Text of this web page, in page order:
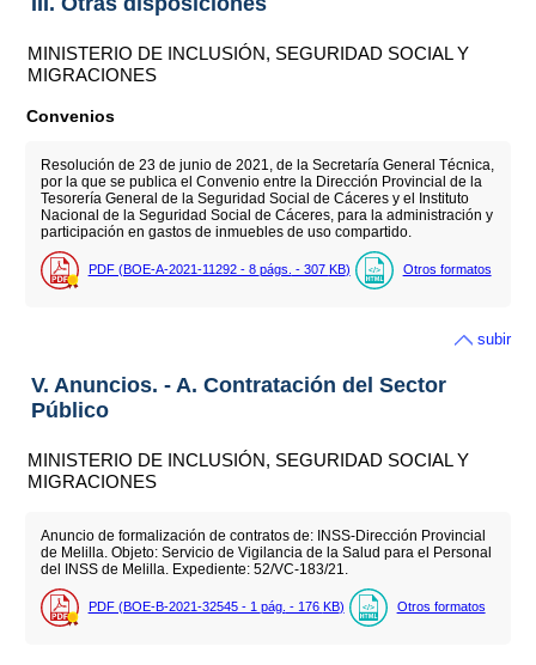
MINISTERIO DE INCLUSIÓN, SEGURIDAD SOCIAL Y
MIGRACIONES
Convenios
Resolución de 23 de junio de 2021, de la Secretaría General Técnica,
por la que se publica el Convenio entre la Dirección Provincial de la
Tesorería General de la Seguridad Social de Cáceres y el Instituto
Nacional de la Seguridad Social de Cáceres, para la administración y
participación en gastos de inmuebles de uso compartido.
PDF (BOE-A-2021-11292 - 8 págs. - 307 KB) Otros formatos
subir
V. Anuncios. - A. Contratación del Sector
Público
MINISTERIO DE INCLUSIÓN, SEGURIDAD SOCIAL Y
MIGRACIONES
Anuncio de formalización de contratos de: INSS-Dirección Provincial
de Melilla. Objeto: Servicio de Vigilancia de la Salud para el Personal
del INSS de Melilla. Expediente: 52/VC-183/21.
PDF (BOE-B-2021-32545 - 1 pág. - 176 KB) Otros formatos